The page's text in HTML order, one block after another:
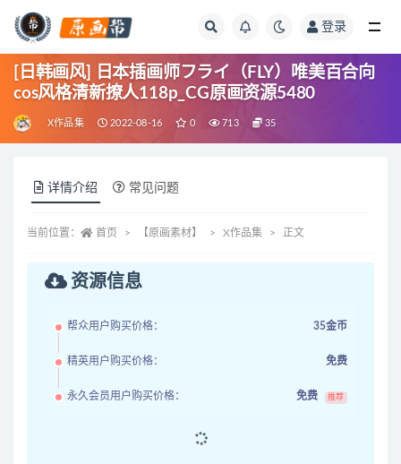
登录
[日韩画风] 日本插画师フライ（FLY）唯美百合向
cos风格清新撩人118p_CG原画资源5480
X作品集 2022-08-16 0 713 35
详情介绍 常见问题
当前位置： 首页 【原画素材】 X作品集 正文
资源信息
帮众用户购买价格： 35金币
精英用户购买价格： 免费
永久会员用户购买价格： 免费 推荐